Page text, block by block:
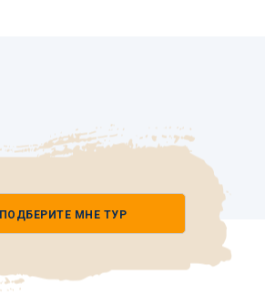
ПОДБЕРИТЕ МНЕ ТУР